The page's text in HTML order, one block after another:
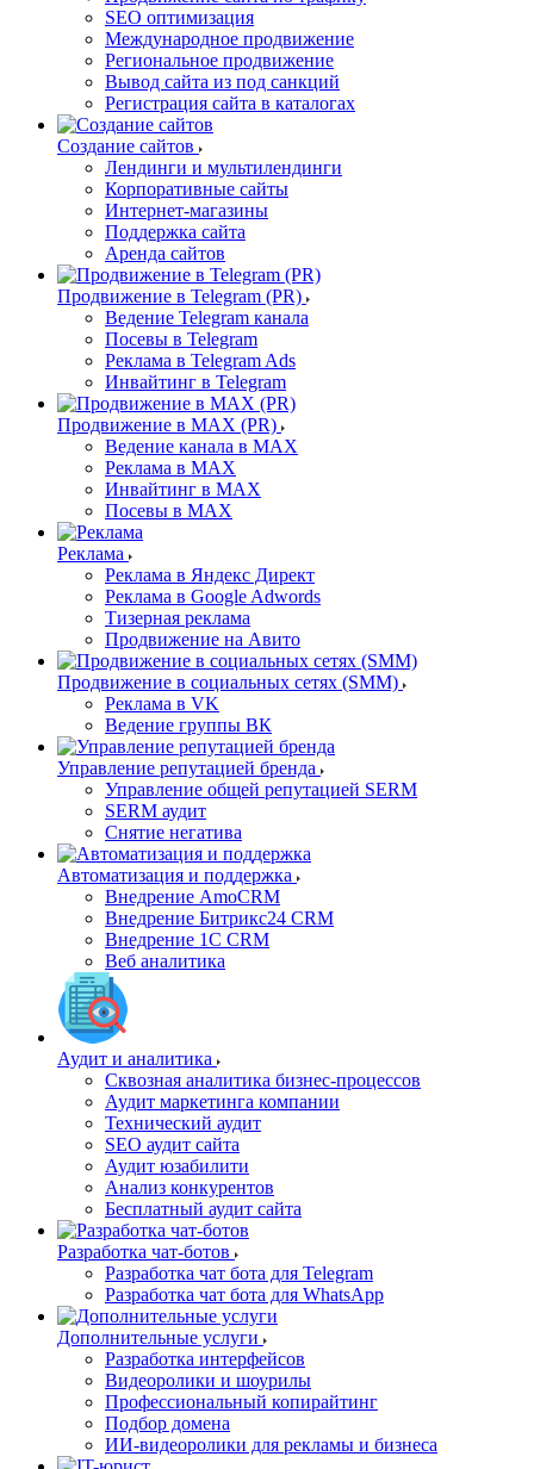
SEO оптимизация
Международное продвижение
Региональное продвижение
Вывод сайта из под санкций
Регистрация сайта в каталогах
Создание сайтов
Лендинги и мультилендинги
Корпоративные сайты
Интернет-магазины
Поддержка сайта
Аренда сайтов
Продвижение в Telegram (PR)
Ведение Telegram канала
Посевы в Telegram
Реклама в Telegram Ads
Инвайтинг в Telegram
Продвижение в MAX (PR)
Ведение канала в MAX
Реклама в MAX
Инвайтинг в MAX
Посевы в MAX
Реклама
Реклама в Яндекс Директ
Реклама в Google Adwords
Тизерная реклама
Продвижение на Авито
Продвижение в социальных сетях (SMM)
Реклама в VK
Ведение группы ВК
Управление репутацией бренда
Управление общей репутацией SERM
SERM аудит
Снятие негатива
Автоматизация и поддержка
Внедрение AmoCRM
Внедрение Битрикс24 CRM
Внедрение 1C CRM
Веб аналитика
Аудит и аналитика
Сквозная аналитика бизнес-процессов
Аудит маркетинга компании
Технический аудит
SEO аудит сайта
Аудит юзабилити
Анализ конкурентов
Бесплатный аудит сайта
Разработка чат-ботов
Разработка чат бота для Telegram
Разработка чат бота для WhatsApp
Дополнительные услуги
Разработка интерфейсов
Видеоролики и шоурилы
Профессиональный копирайтинг
Подбор домена
ИИ-видеоролики для рекламы и бизнеса